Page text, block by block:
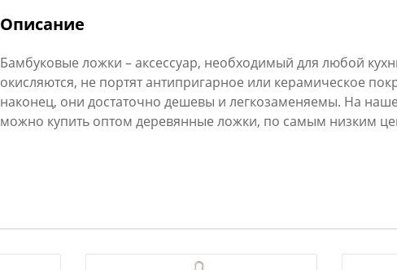
Описание
Бамбуковые ложки – аксессуар, необходимый для любой
окисляются, не портят антипригарное или керамическое
наконец, они достаточно дешевы и легкозаменяемы. На
можно купить оптом деревянные ложки, по самым низким